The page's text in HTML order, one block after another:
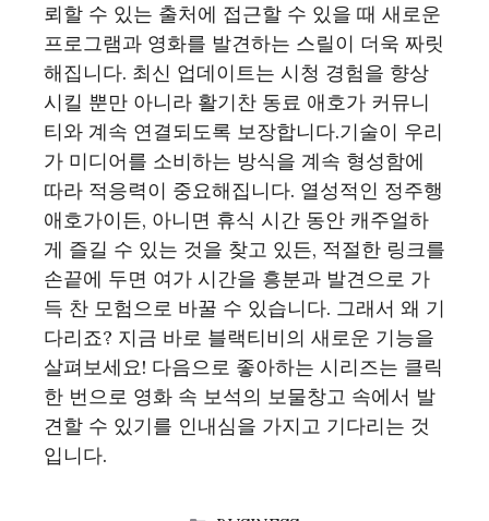
뢰할 수 있는 출처에 접근할 수 있을 때 새로운
프로그램과 영화를 발견하는 스릴이 더욱 짜릿
해집니다. 최신 업데이트는 시청 경험을 향상
시킬 뿐만 아니라 활기찬 동료 애호가 커뮤니
티와 계속 연결되도록 보장합니다.기술이 우리
가 미디어를 소비하는 방식을 계속 형성함에
따라 적응력이 중요해집니다. 열성적인 정주행
애호가이든, 아니면 휴식 시간 동안 캐주얼하
게 즐길 수 있는 것을 찾고 있든, 적절한 링크를
손끝에 두면 여가 시간을 흥분과 발견으로 가
득 찬 모험으로 바꿀 수 있습니다. 그래서 왜 기
다리죠? 지금 바로 블랙티비의 새로운 기능을
살펴보세요! 다음으로 좋아하는 시리즈는 클릭
한 번으로 영화 속 보석의 보물창고 속에서 발
견할 수 있기를 인내심을 가지고 기다리는 것
입니다.